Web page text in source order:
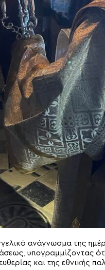
ανάγνωσμα της
υπογραμμίζοντας
και της εθνικής